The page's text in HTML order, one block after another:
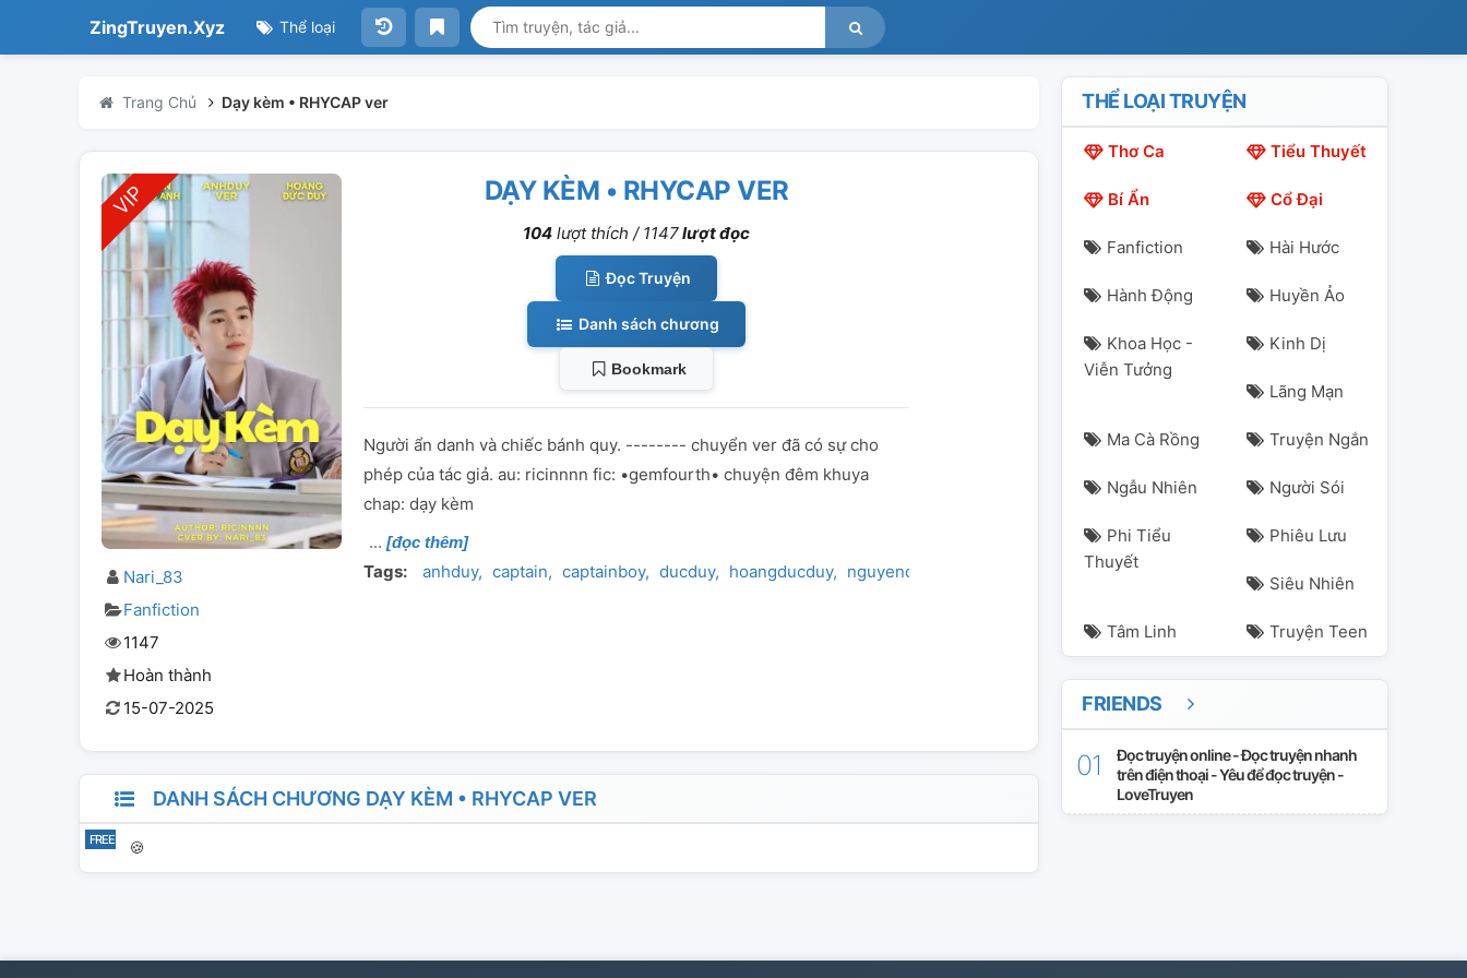
ZingTruyen.Xyz Thể loại
Trang Chủ Dạy kèm • RHYCAP ver
Nari_83
Fanfiction
1147
Hoàn thành
15-07-2025
DẠY KÈM • RHYCAP VER
104 lượt thích / 1147lượt đọc
Đọc Truyện
Danh sách chương
Bookmark
Người ẩn danh và chiếc bánh quy. -------- chuyển ver đã có sự cho
phép của tác giả. au: ricinnnn fic: •gemfourth• chuyện đêm khuya
chap: dạy kèm
[đọc thêm]
Tags: anhduy captain captainboy ducduy hoangducduy nguyenquanganh rhycap đứcduy
DANH SÁCH CHƯƠNG DẠY KÈM • RHYCAP VER
🍪
THỂ LOẠI TRUYỆN
Thơ Ca Tiểu Thuyết
Bí Ẩn Cổ Đại
Fanfiction Hài Hước
Hành Động Huyền Ảo
Khoa Học -
Viễn Tưởng
Kinh Dị
Lãng Mạn
Ma Cà Rồng Truyện Ngắn
Ngẫu Nhiên Người Sói
Phi Tiểu
Thuyết
Phiêu Lưu
Siêu Nhiên
Tâm Linh Truyện Teen
FRIENDS
Đọc truyện online - Đọc truyện nhanh
trên điện thoại - Yêu để đọc truyện -
LoveTruyen